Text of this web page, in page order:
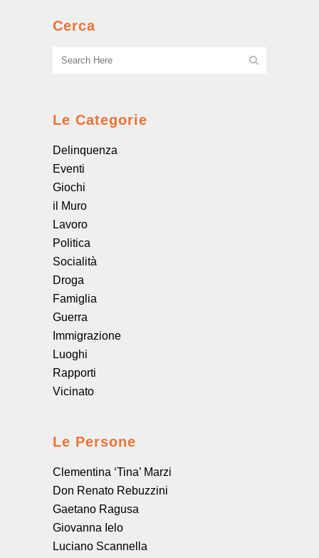
Cerca
Le Categorie
Delinquenza
Eventi
Giochi
il Muro
Lavoro
Politica
Socialità
Droga
Famiglia
Guerra
Immigrazione
Luoghi
Rapporti
Vicinato
Le Persone
Clementina ‘Tina’ Marzi
Don Renato Rebuzzini
Gaetano Ragusa
Giovanna Ielo
Luciano Scannella